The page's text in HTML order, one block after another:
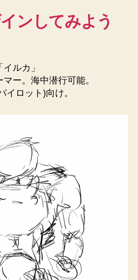
ンしてみよう
ルカ」
ー。海中潜行可能。
ロット)向け。